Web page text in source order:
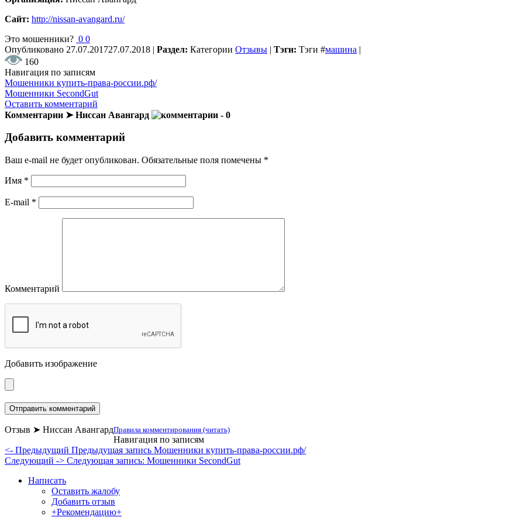
Сайт: http://nissan-avangard.ru/
Это мошенники? 0 0
Опубликовано 27.07.201727.07.2018 | Раздел: Категории Отзывы | Тэги: Тэги #машина |
160
Навигация по записям
Мошенники купить-права-россии.рф/
Мошенники SecondGut
Оставить комментарий
Комментарии ➤ Ниссан Авангард
- 0
Добавить комментарий
Ваш e-mail не будет опубликован. Обязательные поля помечены *
Имя *
E-mail *
Комментарий
Добавить изображение
Правила комментирования (читать)
Отзыв ➤ Ниссан Авангард
Навигация по записям
<- Предыдущий Предыдущая запись Мошенники купить-права-россии.рф/
Следующий -> Следующая запись: Мошенники SecondGut
Написать
Оставить жалобу
Добавить отзыв
+Рекомендацию+